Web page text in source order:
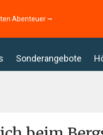
Abenteuer ⭢
Sonderangebote